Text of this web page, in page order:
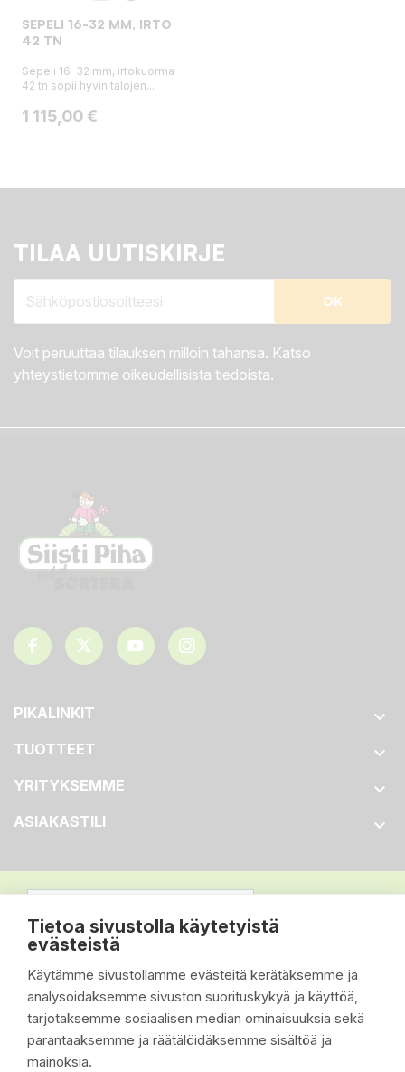
Tietoa sivustolla käytetyistä
evästeistä
Käytämme sivustollamme evästeitä kerätäksemme ja
analysoidaksemme sivuston suorituskykyä ja käyttöä,
tarjotaksemme sosiaalisen median ominaisuuksia sekä
parantaaksemme ja räätälöidäksemme sisältöä ja
mainoksia.
SEPELI 16-32 MM, IRTO
42 TN
Sepeli 16-32 mm, irtokuorma
42 tn sopii hyvin talojen...
Hinta
1 115,00 €
TILAA UUTISKIRJE
Voit peruuttaa tilauksen milloin tahansa. Katso
yhteystietomme oikeudellisista tiedoista.
PIKALINKIT 
TUOTTEET 
YRITYKSEMME 
ASIAKASTILI 